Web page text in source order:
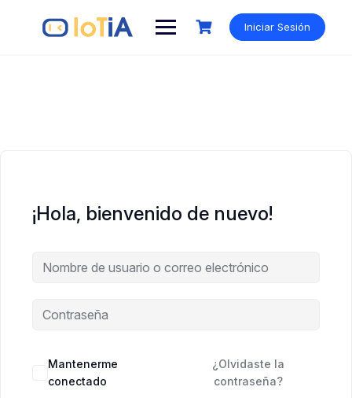
contenido
Iniciar Sesión
¡Hola, bienvenido de nuevo!
Mantenerme
conectado
¿Olvidaste la
contraseña?